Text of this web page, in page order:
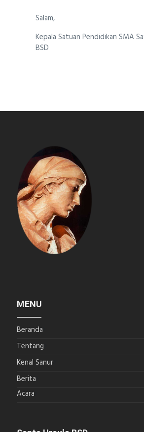
Salam,
Kepala Satuan Pendidikan SMA
BSD
MENU
Beranda
Tentang
Kenal Sanur
Berita
Acara